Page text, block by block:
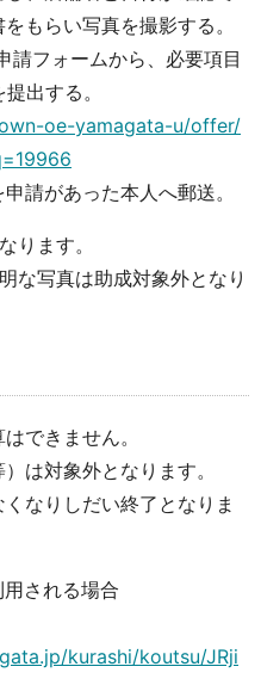
もらい写真を撮影する。
請フォームから、必要項目
出する。
oe-yamagata-u/offer/
請があった本人へ郵送。
ります。
な写真は助成対象外となり
できません。
は対象外となります。
なりしだい終了となりま
される場合
kurashi/koutsu/JRji